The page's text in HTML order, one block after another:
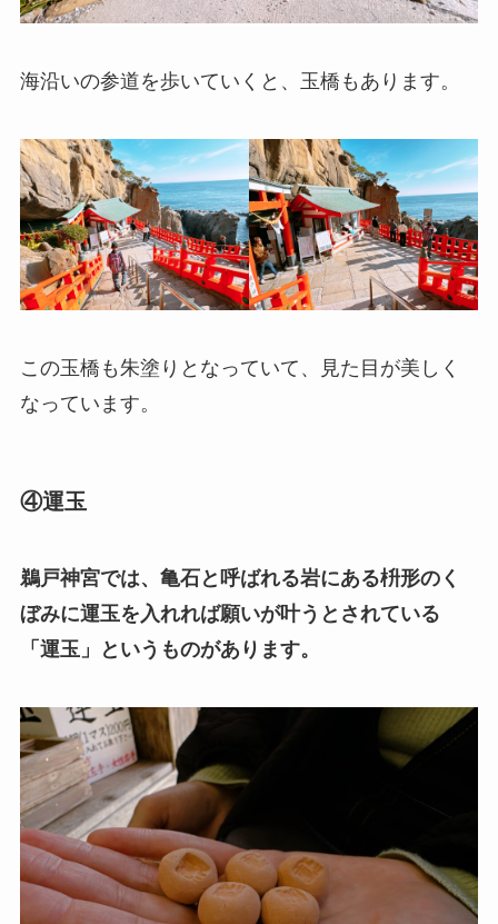
海沿いの参道を歩いていくと、玉橋もあります。
この玉橋も朱塗りとなっていて、見た目が美しく
なっています。
④運玉
鵜戸神宮では、亀石と呼ばれる岩にある枡形のく
ぼみに運玉を入れれば願いが叶うとされている
「運玉」というものがあります。